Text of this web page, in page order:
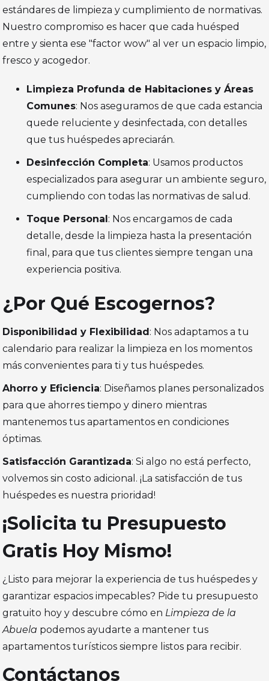
estándares de limpieza y cumplimiento de normativas.
Nuestro compromiso es hacer que cada huésped
entre y sienta ese "factor wow" al ver un espacio limpio,
fresco y acogedor.
Limpieza Profunda de Habitaciones y Áreas
Comunes: Nos aseguramos de que cada estancia
quede reluciente y desinfectada, con detalles
que tus huéspedes apreciarán.
Desinfección Completa: Usamos productos
especializados para asegurar un ambiente seguro,
cumpliendo con todas las normativas de salud.
Toque Personal : Nos encargamos de cada
detalle, desde la limpieza hasta la presentación
final, para que tus clientes siempre tengan una
experiencia positiva.
¿Por Qué Escogernos?
Disponibilidad y Flexibilidad : Nos adaptamos a tu
calendario para realizar la limpieza en los momentos
más convenientes para ti y tus huéspedes.
Ahorro y Eficiencia: Diseñamos planes personalizados
para que ahorres tiempo y dinero mientras
mantenemos tus apartamentos en condiciones
óptimas.
Satisfacción Garantizada: Si algo no está perfecto,
volvemos sin costo adicional. ¡La satisfacción de tus
huéspedes es nuestra prioridad!
¡Solicita tu Presupuesto
Gratis Hoy Mismo!
¿Listo para mejorar la experiencia de tus huéspedes y
garantizar espacios impecables? Pide tu presupuesto
gratuito hoy y descubre cómo en Limpieza de la
Abuela podemos ayudarte a mantener tus
apartamentos turísticos siempre listos para recibir.
Contáctanos